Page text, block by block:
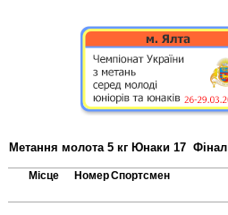
Метання молота 5 кг Юнаки 17 Фінал
Місце НомерСпортсмен